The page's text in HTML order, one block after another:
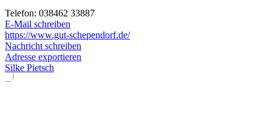
Telefon: 038462 33887
E-Mail schreiben
https://www.gut-schependorf.de/
Nachricht schreiben
Adresse exportieren
Silke Pietsch